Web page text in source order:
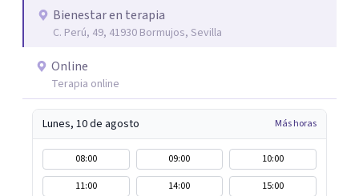
Bienestar en terapia
C. Perú, 49, 41930 Bormujos, Sevilla
Online
Terapia online
Lunes, 10 de agosto Más horas
08:00 09:00
10:00
11:00
14:00 15:00